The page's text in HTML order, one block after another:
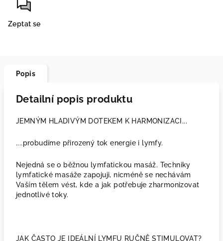
Zeptat se
Popis
Detailní popis produktu
JEMNÝM HLADIVÝM DOTEKEM K HARMONIZACI...
....probudíme přirozený tok energie i lymfy.
Nejedná se o běžnou lymfatickou masáž. Techniky
lymfatické masáže zapojuji, nicméně se nechávám
Vaším tělem vést, kde a jak potřebuje zharmonizovat
jednotlivé toky.
JAK ČASTO JE IDEÁLNÍ LYMFU RUČNĚ STIMULOVAT?